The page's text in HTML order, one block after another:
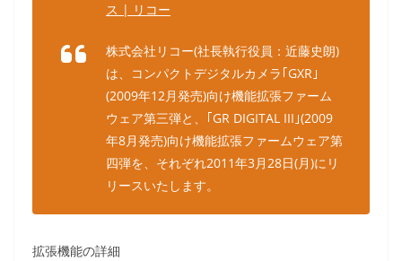
ス | リコー
株式会社リコー(社長執行役員：近藤史朗)
は、コンパクトデジタルカメラ｢GXR｣
(2009年12月発売)向け機能拡張ファーム
ウェア第三弾と、｢GR DIGITAL III｣(2009
年8月発売)向け機能拡張ファームウェア第
四弾を、それぞれ2011年3月28日(月)にリ
リースいたします。
拡張機能の詳細